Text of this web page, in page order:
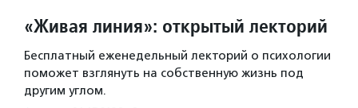
«Живая линия»: открытый лекторий
Бесплатный еженедельный лекторий о психологии
поможет взглянуть на собственную жизнь под
другим углом.